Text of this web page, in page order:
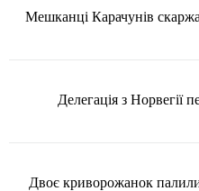
Мешканці Карачунів
Делегація з Норвегії
Двоє криворожанок палили